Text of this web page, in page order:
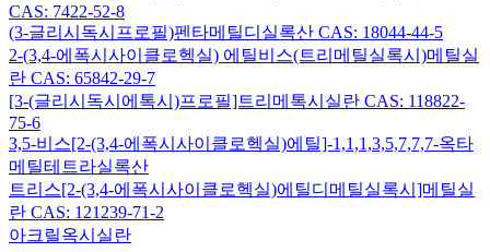
CAS: 7422-52-8
(3-글리시독시프로필)펜타메틸디실록산 CAS: 18044-44-5
2-(3,4-에폭시사이클로헥실) 에틸비스(트리메틸실록시)메틸실
란 CAS: 65842-29-7
[3-(글리시독시에톡시)프로필]트리메톡시실란 CAS: 118822-
75-6
3,5-비스[2-(3,4-에폭시사이클로헥실)에틸]-1,1,1,3,5,7,7,7-옥타
메틸테트라실록산
트리스[2-(3,4-에폭시사이클로헥실)에틸디메틸실록시]메틸실
란 CAS: 121239-71-2
아크릴옥시실란